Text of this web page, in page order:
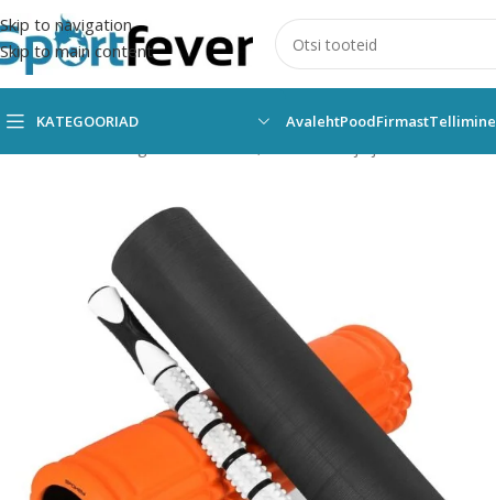
Skip to navigation
Skip to main content
KATEGOORIAD AvalehtPoodFirmastTellimine